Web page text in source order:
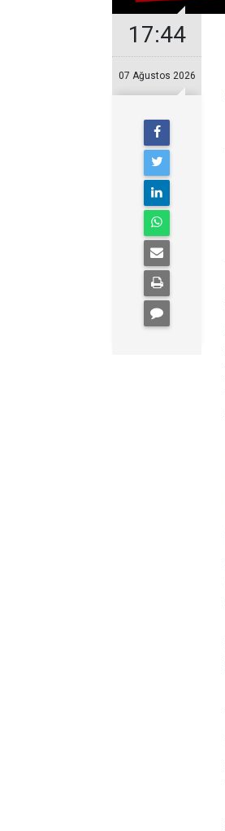
17:44
07 Ağustos 2026